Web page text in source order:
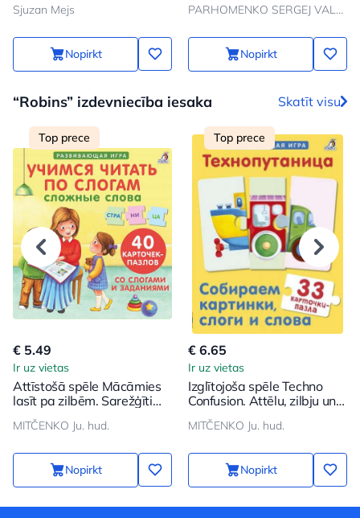
Sjuzan Mejs
Nopirkt
PARHOMENKO SERGEJ VALEREVIČ
Nopirkt
“Robins” izdevniecība iesaka Skatīt visu
Top prece
€ 5.49
Ir uz vietas
Attīstošā spēle Mācāmies
lasīt pa zilbēm. Sarežģīti
MITČENKO Ju. hud.
Nopirkt
Top prece
€ 6.65
Ir uz vietas
Izglītojoša spēle Techno
Confusion. Attēlu, zilbju un
kartītes)
MITČENKO Ju. hud.
Nopirkt